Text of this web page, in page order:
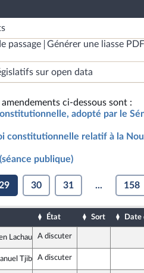
passage
Générer une liasse PDF
sur open data
ci-dessous sont :
adopté par le
constitutionnelle relatif à la
publique)
29 30 31 ... 158
État Sort Date
- Nouveau Front Populaire
Lachaud A discuter
et Républicaine
TjibaouA discuter